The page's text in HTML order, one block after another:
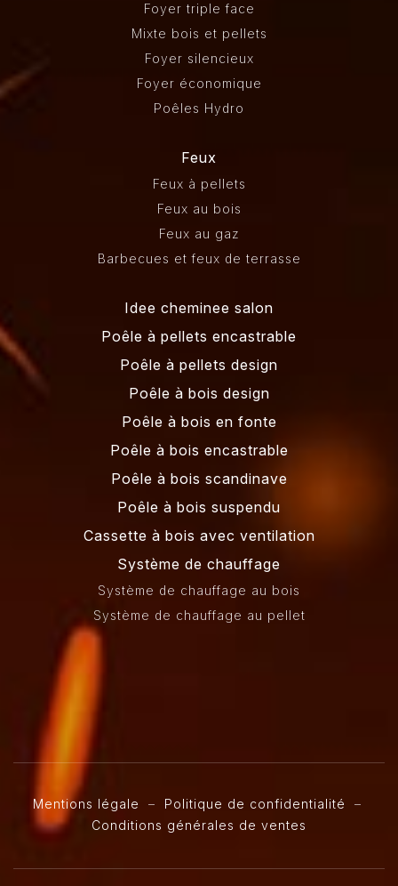
Foyer triple face
Mixte bois et pellets
Foyer silencieux
Foyer économique
Poêles Hydro
Feux
Feux à pellets
Feux au bois
Feux au gaz
Barbecues et feux de terrasse
Idee cheminee salon
Poêle à pellets encastrable
Poêle à pellets design
Poêle à bois design
Poêle à bois en fonte
Poêle à bois encastrable
Poêle à bois scandinave
Poêle à bois suspendu
Cassette à bois avec ventilation
Système de chauffage
Système de chauffage au bois
Système de chauffage au pellet
Mentions légale – Politique de confidentialité –
Conditions générales de ventes